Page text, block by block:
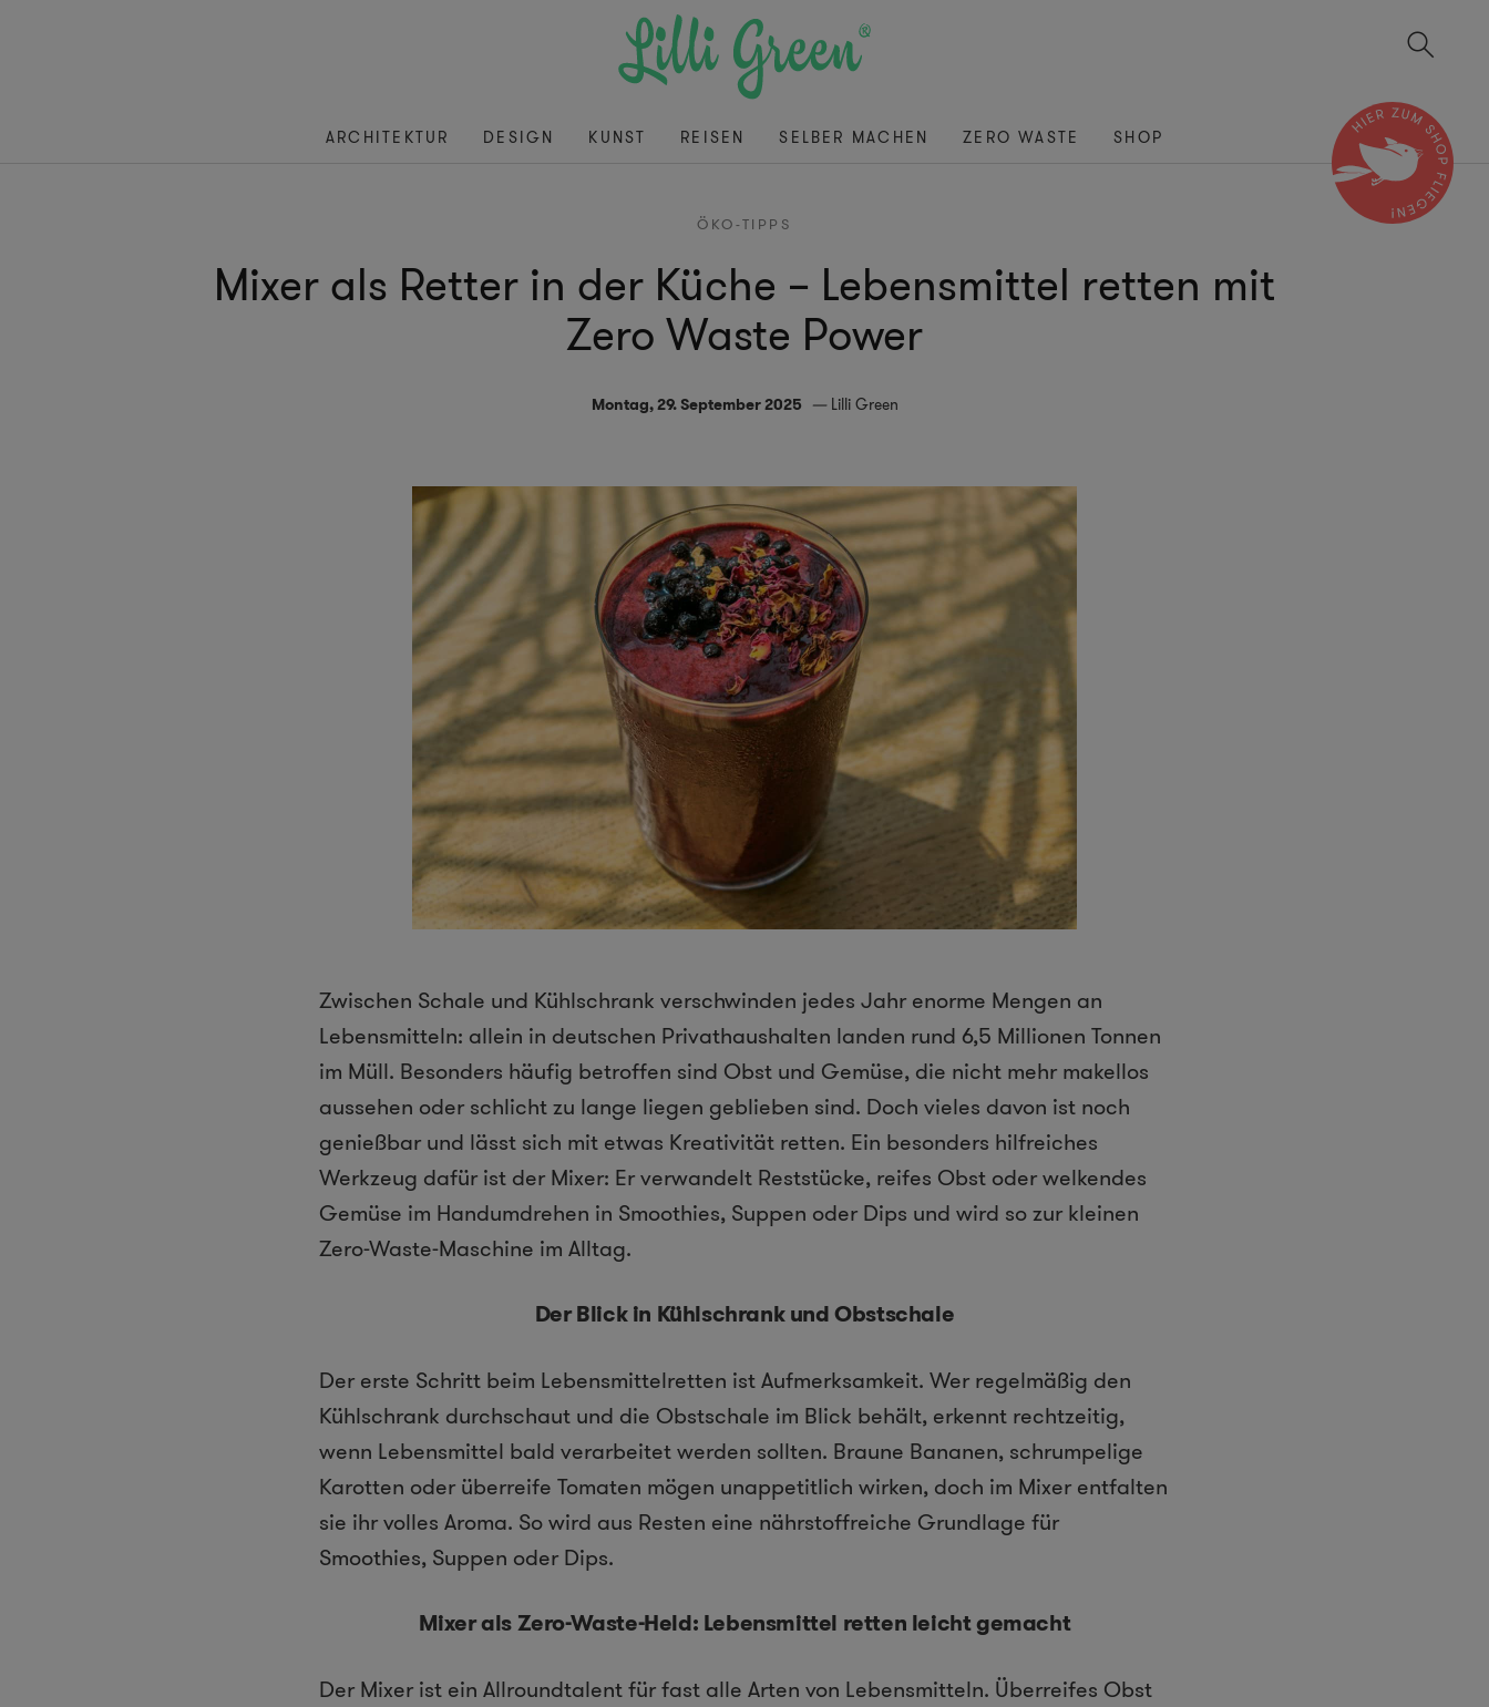
ARCHITEKTUR DESIGN KUNST REISEN SELBER MACHEN ZERO WASTE SHOP
ÖKO-TIPPS
Mixer als Retter in der Küche – Lebensmittel retten mit
Zero Waste Power
Montag, 29. September 2025 Lilli Green
Zwischen Schale und Kühlschrank verschwinden jedes Jahr enorme Mengen an
Lebensmitteln: allein in deutschen Privathaushalten landen rund 6,5 Millionen Tonnen
im Müll. Besonders häufig betroffen sind Obst und Gemüse, die nicht mehr makellos
aussehen oder schlicht zu lange liegen geblieben sind. Doch vieles davon ist noch
genießbar und lässt sich mit etwas Kreativität retten. Ein besonders hilfreiches
Werkzeug dafür ist der Mixer: Er verwandelt Reststücke, reifes Obst oder welkendes
Gemüse im Handumdrehen in Smoothies, Suppen oder Dips und wird so zur kleinen
Zero-Waste-Maschine im Alltag.
Der Blick in Kühlschrank und Obstschale
Der erste Schritt beim Lebensmittelretten ist Aufmerksamkeit. Wer regelmäßig den
Kühlschrank durchschaut und die Obstschale im Blick behält, erkennt rechtzeitig,
wenn Lebensmittel bald verarbeitet werden sollten. Braune Bananen, schrumpelige
Karotten oder überreife Tomaten mögen unappetitlich wirken, doch im Mixer entfalten
sie ihr volles Aroma. So wird aus Resten eine nährstoffreiche Grundlage für
Smoothies, Suppen oder Dips.
Mixer als Zero-Waste-Held: Lebensmittel retten leicht gemacht
Der Mixer ist ein Allroundtalent für fast alle Arten von Lebensmitteln. Überreifes Obst